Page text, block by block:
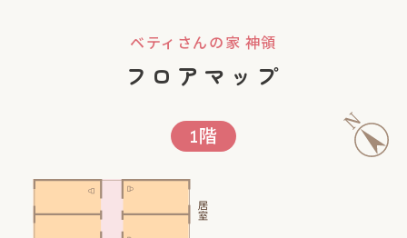
ベティさんの家 神領
フロアマップ
1階